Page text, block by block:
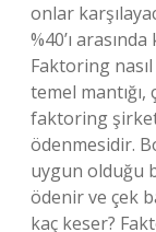
onlar
%40’ı
Faktoring
temel
faktoring
ödenmesidir.
uygun olduğu
ödenir ve çek
kaç keser?